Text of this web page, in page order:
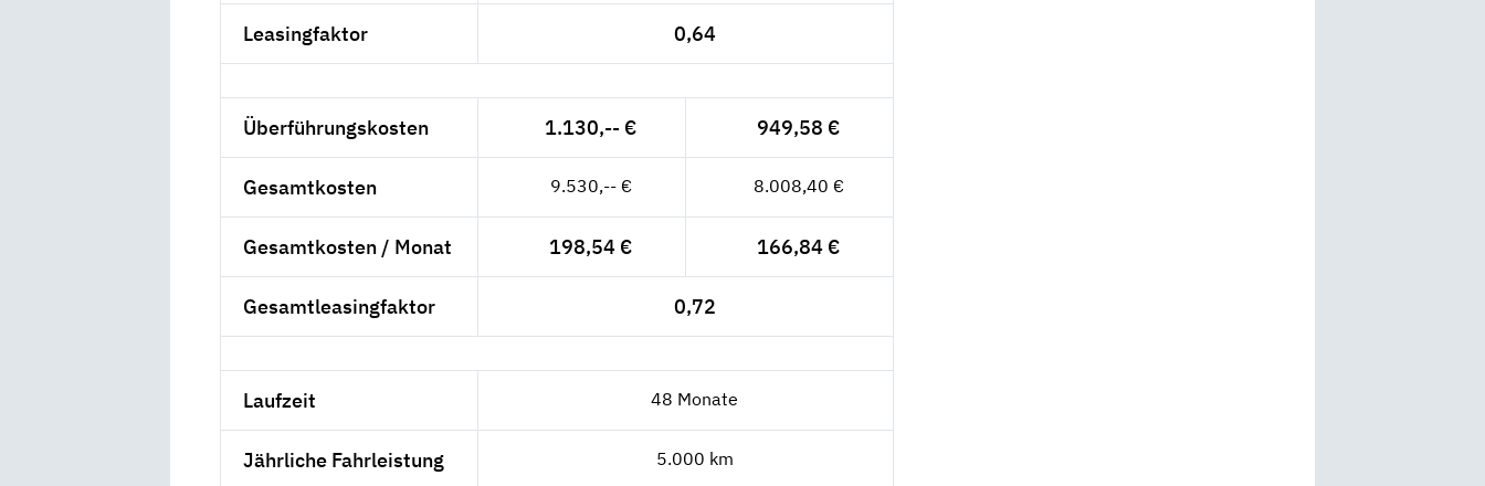
Leasingfaktor 0,64
Überführungskosten 1.130,-- € 949,58 €
Gesamtkosten 9.530,-- € 8.008,40 €
Gesamtkosten / Monat 198,54 € 166,84 €
Gesamtleasingfaktor 0,72
Laufzeit 48 Monate
Jährliche Fahrleistung 5.000 km